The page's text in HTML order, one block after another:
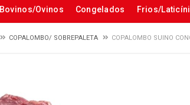
Bovinos/Ovinos Congelados Frios/
COPALOMBO/ SOBREPALETA COPALOMBO SUINO